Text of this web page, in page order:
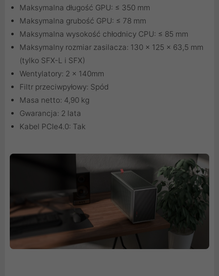
Maksymalna długość GPU: ≤ 350 mm
Maksymalna grubość GPU: ≤ 78 mm
Maksymalna wysokość chłodnicy CPU: ≤ 85 mm
Maksymalny rozmiar zasilacza: 130 x 125 x 63,5 mm
(tylko SFX-L i SFX)
Wentylatory: 2 x 140mm
Filtr przeciwpyłowy: Spód
Masa netto: 4,90 kg
Gwarancja: 2 lata
Kabel PCIe4.0: Tak